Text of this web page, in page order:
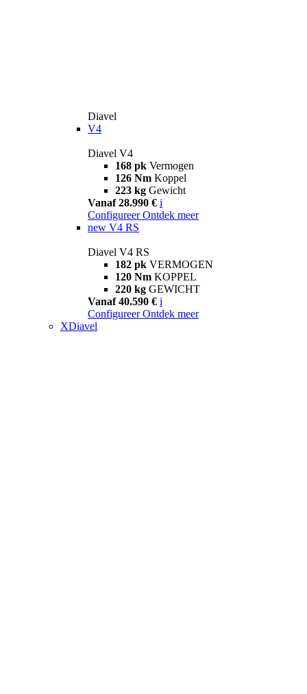
Diavel
V4
Diavel V4
168 pk Vermogen
126 Nm Koppel
223 kg Gewicht
Vanaf 28.990 € i
Configureer Ontdek meer
new V4 RS
Diavel V4 RS
182 pk VERMOGEN
120 Nm KOPPEL
220 kg GEWICHT
Vanaf 40.590 € i
Configureer Ontdek meer
XDiavel